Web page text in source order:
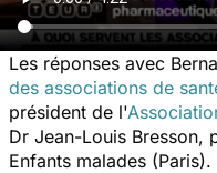
Les réponses avec
des associations de
président de l'
Dr Jean-Louis Bresson,
Enfants malades (Paris).